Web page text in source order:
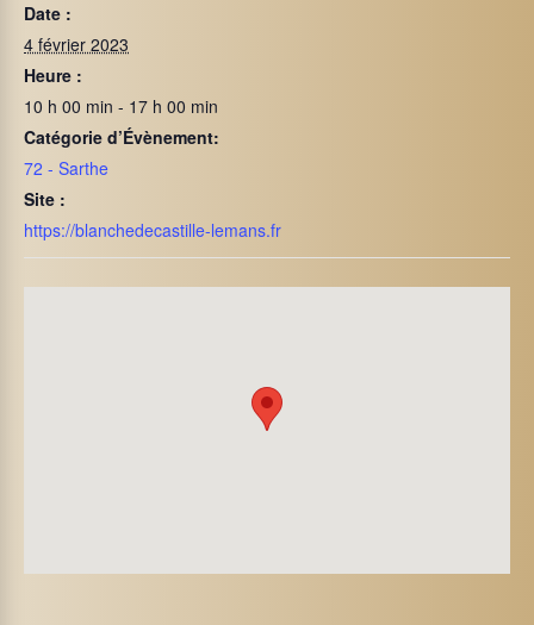
Date :
4 février 2023
Heure :
10 h 00 min - 17 h 00 min
Catégorie d’Évènement:
72 - Sarthe
Site :
https://blanchedecastille-lemans.fr